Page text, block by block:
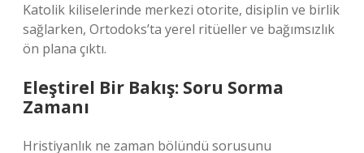
Katolik kiliselerinde merkezi otorite, disiplin ve birlik
sağlarken, Ortodoks’ta yerel ritüeller ve bağımsızlık
ön plana çıktı.
Eleştirel Bir Bakış: Soru Sorma
Zamanı
Hristiyanlık ne zaman bölündü sorusunu